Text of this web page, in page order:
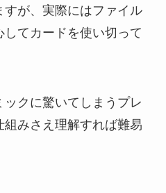
が、実際にはファイル
てカードを使い切って
クに驚いてしまうプレ
みさえ理解すれば難易